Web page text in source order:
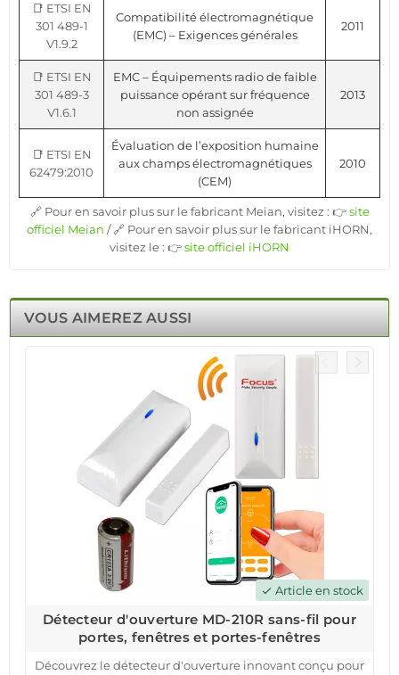
📑 ETSI EN
301 489-1
V1.9.2
Compatibilité électromagnétique
(EMC) – Exigences générales
2011
📑 ETSI EN
301 489-3
V1.6.1
EMC – Équipements radio de faible
puissance opérant sur fréquence
non assignée
2013
📑 ETSI EN
62479:2010
Évaluation de l’exposition humaine
aux champs électromagnétiques
(CEM)
2010
🔗 Pour en savoir plus sur le fabricant Meian, visitez : 👉site
officiel Meian / 🔗 Pour en savoir plus sur le fabricant iHORN,
visitez le : 👉site officiel iHORN
VOUS AIMEREZ AUSSI
check Article en stock
Détecteur d'ouverture MD-210R sans-fil pour
portes, fenêtres et portes-fenêtres
Découvrez le détecteur d'ouverture innovant conçu pour